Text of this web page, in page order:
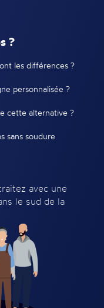
?
les différences ?
personnalisée ?
cette alternative ?
sans soudure
avec une
le sud de la